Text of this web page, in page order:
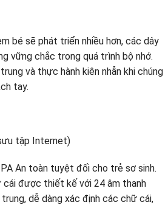
bé sẽ phát triển nhiều hơn, các dây
vững chắc trong quá trình bộ nhớ.
và thực hành kiên nhẫn khi chúng
tay.
An toàn tuyệt đối cho trẻ sơ sinh.
được thiết kế với 24 âm thanh
dễ dàng xác định các chữ cái,